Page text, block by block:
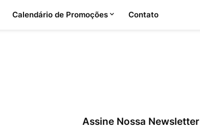
Calendário de Promoções Contato
Assine Nossa Newsletter